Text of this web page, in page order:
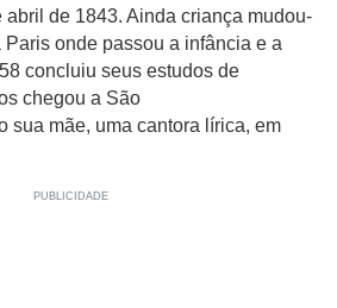
abril de 1843. Ainda criança mudou-
onde passou a infância e a
concluiu seus estudos de
chegou a São
sua mãe, uma cantora lírica, em